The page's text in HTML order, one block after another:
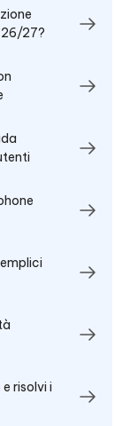
26/27?
risolvi i